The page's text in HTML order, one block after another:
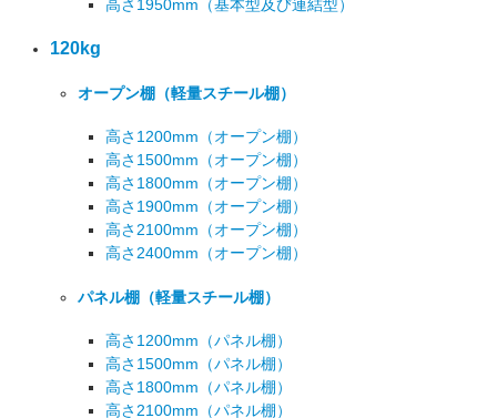
高さ1950mm （基本型及び連結型）
120kg
オープン棚 （軽量スチール棚）
高さ1200mm （オープン棚）
高さ1500mm （オープン棚）
高さ1800mm （オープン棚）
高さ1900mm （オープン棚）
高さ2100mm （オープン棚）
高さ2400mm （オープン棚）
パネル棚 （軽量スチール棚）
高さ1200mm （パネル棚）
高さ1500mm （パネル棚）
高さ1800mm （パネル棚）
高さ2100mm （パネル棚）